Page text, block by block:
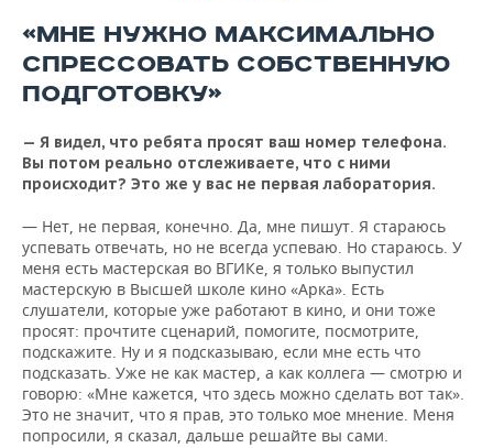
«МНЕ НУЖНО МАКСИМАЛЬНО
СПРЕССОВАТЬ СОБСТВЕННУЮ
ПОДГОТОВКУ»
— Я видел, что ребята просят ваш номер телефона.
Вы потом реально отслеживаете, что с ними
происходит? Это же у вас не первая лаборатория.
— Нет, не первая, конечно. Да, мне пишут. Я стараюсь
успевать отвечать, но не всегда успеваю. Но стараюсь. У
меня есть мастерская во ВГИКе, я только выпустил
мастерскую в Высшей школе кино «Арка». Есть
слушатели, которые уже работают в кино, и они тоже
просят: прочтите сценарий, помогите, посмотрите,
подскажите. Ну и я подсказываю, если мне есть что
подсказать. Уже не как мастер, а как коллега — смотрю и
говорю: «Мне кажется, что здесь можно сделать вот так».
Это не значит, что я прав, это только мое мнение. Меня
попросили, я сказал, дальше решайте вы сами.